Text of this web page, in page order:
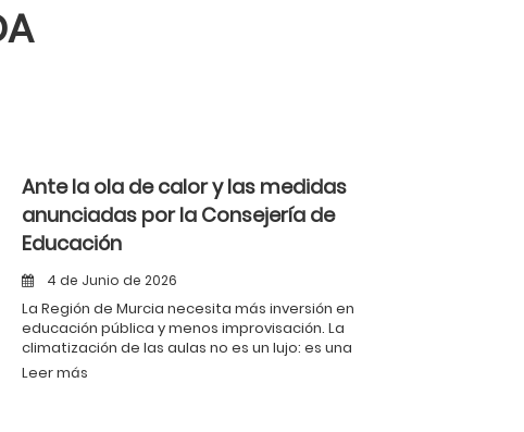
Ante la ola de calor y las medidas
anunciadas por la Consejería de
Educación
4 de Junio de 2026
La Región de Murcia necesita más inversión en
educación pública y menos improvisación. La
climatización de las aulas no es un lujo: es una
necesidad y una obligación de las administraciones
Leer más